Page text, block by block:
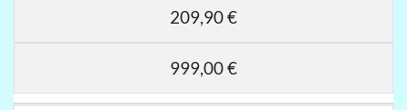
209,90 €
999,00 €